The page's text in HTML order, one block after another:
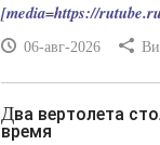
[media=https://
06-авг-2026
Два вертолета столкнулись в Греции во
время